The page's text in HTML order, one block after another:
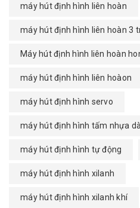
máy hút định hình liên hoàn
máy hút định hình liên hoàn 3
Máy hút định hình liên hoàn
máy hút định hình liên hoàon
máy hút định hình servo
máy hút định hình tấm nhựa
máy hút định hình tự động
máy hút định hình xilanh
máy hút định hình xilanh khí